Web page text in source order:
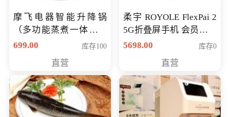
摩飞电器智能升降锅
（多功能蒸煮一体锅）
（智能升降养生锅） 会
699.00 库存100
直营
柔宇 ROYOLE FlexPai 2
5G折叠屏手机 会员专享
购买价格 4998元
5698.00 库存0
直营